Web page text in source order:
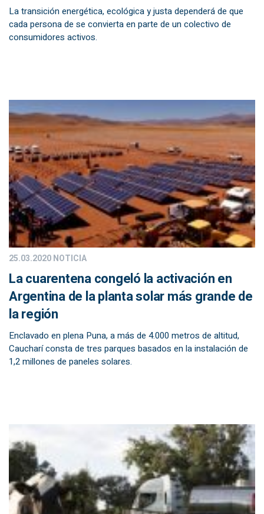
La transición energética, ecológica y justa dependerá de que
cada persona de se convierta en parte de un colectivo de
consumidores activos.
25.03.2020NOTICIA
La cuarentena congeló la activación en
Argentina de la planta solar más grande de
la región
Enclavado en plena Puna, a más de 4.000 metros de altitud,
Caucharí consta de tres parques basados en la instalación de
1,2 millones de paneles solares.